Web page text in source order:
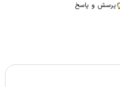
پرسش و پاسخ